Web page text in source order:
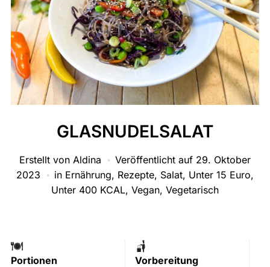
GLASNUDELSALAT
Erstellt von Aldina Veröffentlicht auf 29. Oktober
2023
in Ernährung, Rezepte, Salat, Unter 15 Euro,
Unter 400 KCAL, Vegan, Vegetarisch
Portionen Vorbereitung